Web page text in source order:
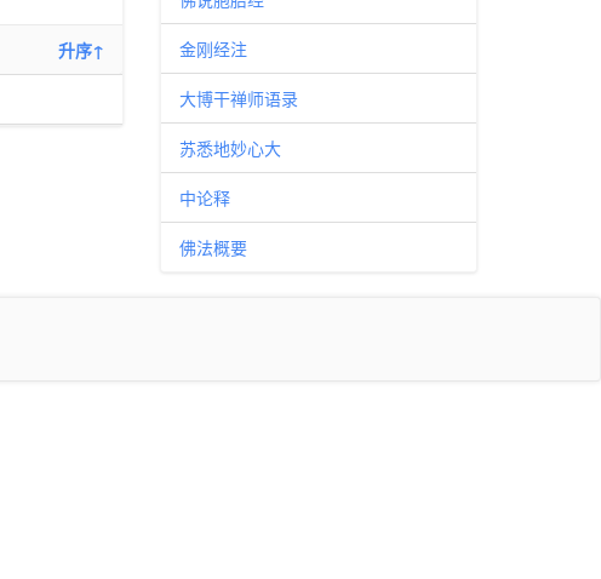
升序↑ 金刚经注
大博干禅师语录
苏悉地妙心大
中论释
佛法概要